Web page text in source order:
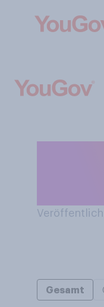
Gesamt